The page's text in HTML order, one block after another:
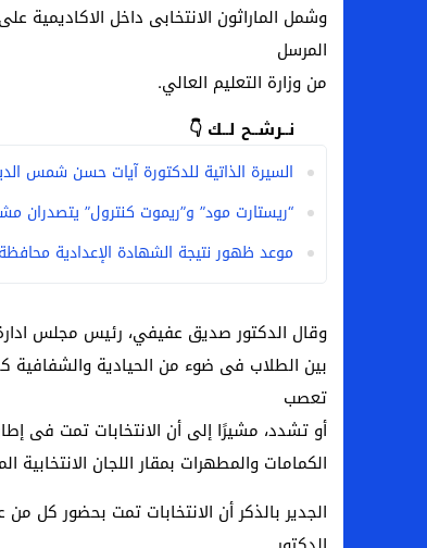
وشمل الماراثون الانتخابى داخل الاكاديمية
المرسل
من وزارة التعليم العالي.
نــرشــح لــك 👇
السيرة الذاتية للدكتورة آيات حسن شمس
“ريستارت مود” و”ريموت كنترول” يتصدران
موعد ظهور نتيجة الشهادة الإعدادية محافظة
وقال الدكتور صديق عفيفي، رئيس مجلس ادارة
بين الطلاب فى ضوء من الحيادية
تعصب
أو تشدد، مشيرًا إلى أن الانتخابات تمت فى
الكمامات والمطهرات بمقار اللجان الانتخابية
الجدير بالذكر أن الانتخابات تمت بحضور